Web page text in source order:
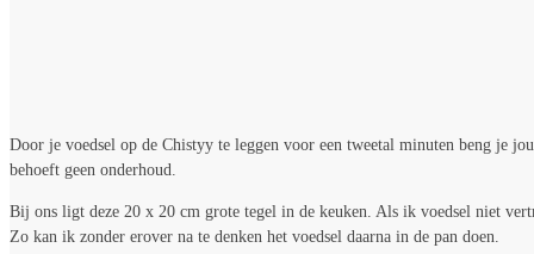
Door je voedsel op de Chistyy te leggen voor een tweetal minuten beng je
behoeft geen onderhoud.
Bij ons ligt deze 20 x 20 cm grote tegel in de keuken. Als ik voedsel niet
Zo kan ik zonder erover na te denken het voedsel daarna in de pan doen.